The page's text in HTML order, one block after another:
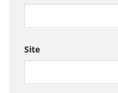
Site